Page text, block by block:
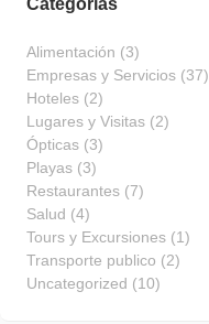
Categorías
Alimentación (3)
Empresas y Servicios (37)
Hoteles (2)
Lugares y Visitas (2)
Ópticas (3)
Playas (3)
Restaurantes (7)
Salud (4)
Tours y Excursiones (1)
Transporte publico (2)
Uncategorized (10)